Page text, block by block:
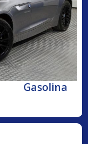
Gasolina